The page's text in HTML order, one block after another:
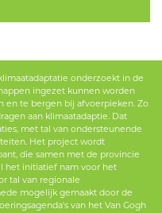
onderzoekt in de
ingezet kunnen worden
en te bergen bij afvoerpieken. Zo
aan klimaatadaptie. Dat
met tal van ondersteunende
Het project wordt
die samen met de provincie
het initiatief nam voor het
tal van regionale
mogelijk gemaakt door de
van het Van Gogh